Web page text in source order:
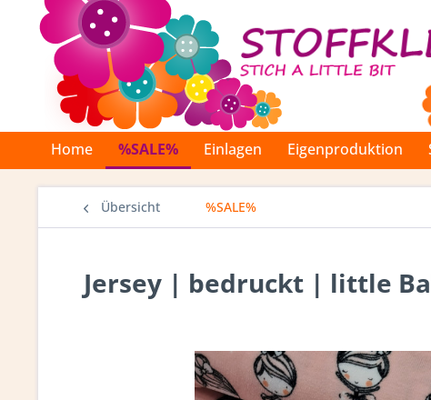
Home %SALE% Einlagen Eigenproduktion
Übersicht %SALE%
Jersey | bedruckt | little